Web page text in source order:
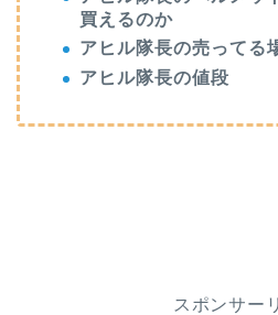
買えるのか
アヒル隊長の売ってる
アヒル隊長の値段
スポンサー